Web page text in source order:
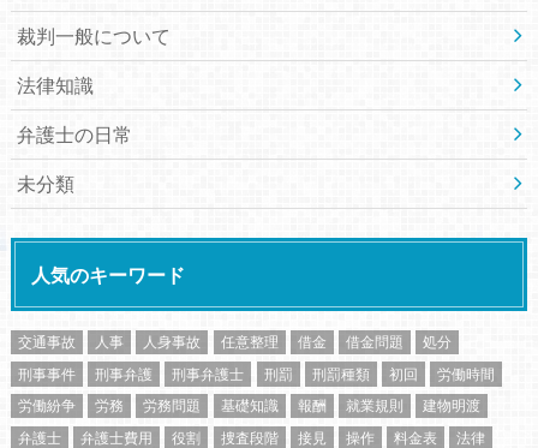
裁判一般について
法律知識
弁護士の日常
未分類
人気のキーワード
交通事故 人事 人身事故 任意整理 借金 借金問題
処分
刑事事件
刑事弁護 刑事弁護士 刑罰 刑罰種類 初回
労働時間
労働紛争
労務 労務問題 基礎知識 報酬 就業規則
建物明渡
弁護士
弁護士費用 役割 捜査段階 接見 操作 料金表
法律